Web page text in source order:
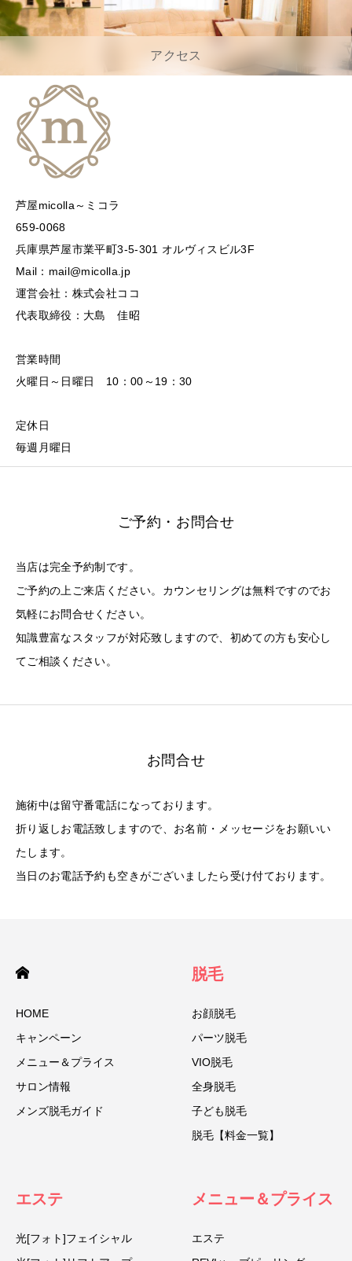
アクセス
芦屋micolla～ミコラ
659-0068
兵庫県芦屋市業平町3-5-301 オルヴィスビル3F
Mail：mail@micolla.jp
運営会社：株式会社ココ
代表取締役：大島 佳昭
営業時間
火曜日～日曜日 10：00～19：30
定休日
毎週月曜日
ご予約・お問合せ
当店は完全予約制です。
ご予約の上ご来店ください。カウンセリングは無料ですのでお
気軽にお問合せください。
知識豊富なスタッフが対応致しますので、初めての方も安心し
てご相談ください。
お問合せ
施術中は留守番電話になっております。
折り返しお電話致しますので、お名前・メッセージをお願いい
たします。
当日のお電話予約も空きがございましたら受け付ております。
HOME
キャンペーン
メニュー＆プライス
サロン情報
メンズ脱毛ガイド
脱毛
お顔脱毛
パーツ脱毛
VIO脱毛
全身脱毛
子ども脱毛
脱毛【料金一覧】
エステ
光[フォト]フェイシャル
メニュー＆プライス
エステ